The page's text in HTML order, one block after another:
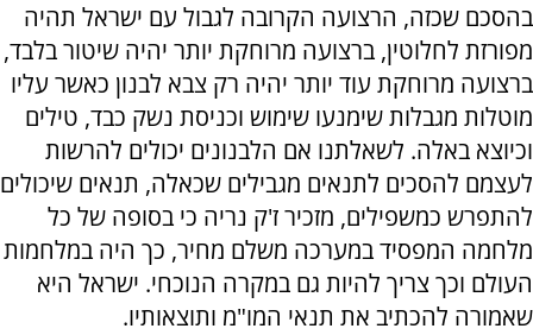
בהסכם שכזה, הרצועה הקרובה לגבול עם ישראל תהיה
מפורזת לחלוטין, ברצועה מרוחקת יותר יהיה שיטור בלבד,
ברצועה מרוחקת עוד יותר יהיה רק צבא לבנון כאשר עליו
מוטלות מגבלות שימנעו שימוש וכניסת נשק כבד, טילים
וכיוצא באלה. לשאלתנו אם הלבנונים יכולים להרשות
לעצמם להסכים לתנאים מגבילים שכאלה, תנאים שיכולים
להתפרש כמשפילים, מזכיר ז'ק נריה כי בסופה של כל
מלחמה המפסיד במערכה משלם מחיר, כך היה במלחמות
העולם וכך צריך להיות גם במקרה הנוכחי. ישראל היא
שאמורה להכתיב את תנאי המו"מ ותוצאותיו.